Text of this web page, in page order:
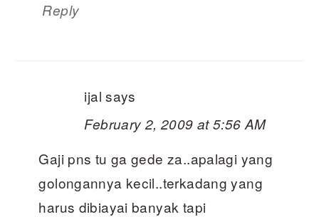
Reply
ijal says
February 2, 2009 at 5:56 AM
Gaji pns tu ga gede za..apalagi yang
golongannya kecil..terkadang yang
harus dibiayai banyak tapi